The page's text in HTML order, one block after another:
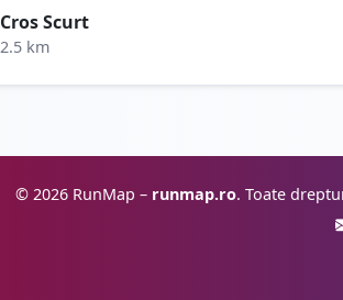
Cros Scurt
2.5 km
© 2026 RunMap – runmap.ro. Toate